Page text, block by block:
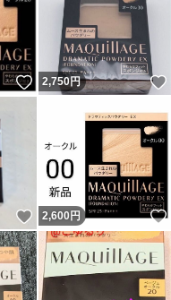
いいね！
2,750円
いいね！
2,600 円